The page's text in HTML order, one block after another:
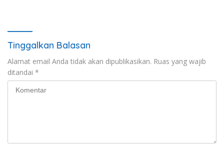
Tinggalkan Balasan
Alamat email Anda tidak akan dipublikasikan. Ruas yang wajib
ditandai *